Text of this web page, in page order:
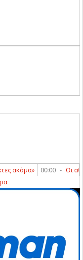
ακόμα» 00:00 -
Οι